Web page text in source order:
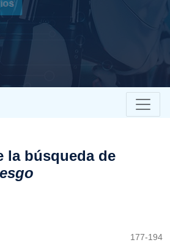
Envíos
la búsqueda de
177-194